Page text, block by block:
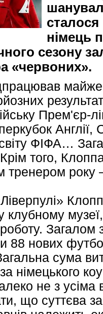
німець
сезону
«червоних».
Прем'єр-
ФІФА…
того,
тренером року
у клубному
88 нових
сума
німецького
не з усіма
що суттєва